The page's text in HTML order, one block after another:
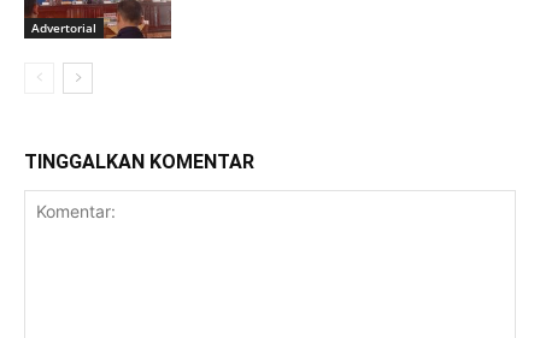
Advertorial
TINGGALKAN KOMENTAR